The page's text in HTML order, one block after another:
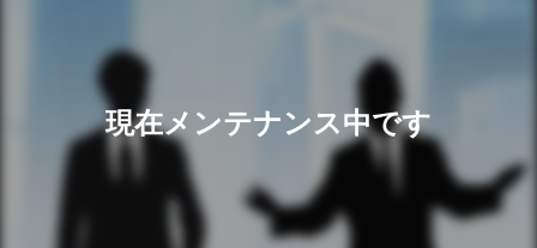
現在メンテナンス中です